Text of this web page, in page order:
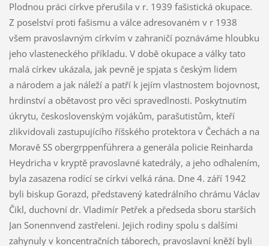
Plodnou práci církve přerušila v r. 1939 fašistická okupace.
Z poselství proti fašismu a válce adresovaném v r 1938
všem pravoslavným církvím v zahraničí poznáváme hloubku
jeho vlasteneckého příkladu. V době okupace a války tato
malá církev ukázala, jak pevně je spjata s českým lidem
a národem a jak náleží a patří k jejím vlastnostem bojovnost,
hrdinství a obětavost pro věci spravedlnosti. Poskytnutím
úkrytu, československým vojákům, parašutistům, kteří
zlikvidovali zastupujícího říšského protektora v Čechách a na
Moravě SS obergrppenführera a generála policie Reinharda
Heydricha v kryptě pravoslavné katedrály, a jeho odhalením,
byla zasazena rodící se církvi velká rána. Dne 4. září 1942
byli biskup Gorazd, představený katedrálního chrámu Václav
Čikl, duchovní dr. Vladimír Petřek a předseda sboru starších
Jan Sonennvend zastřeleni. Jejich rodiny spolu s dalšími
zahynuly v koncentračních táborech, pravoslavní kněží byli